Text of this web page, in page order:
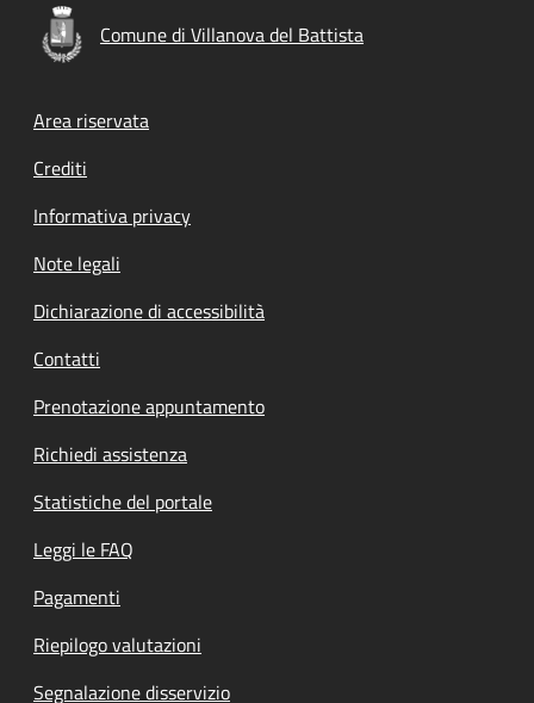
Comune di Villanova del Battista
Footer menu
Area riservata
Crediti
Informativa privacy
Note legali
Dichiarazione di accessibilità
Contatti
Prenotazione appuntamento
Richiedi assistenza
Statistiche del portale
Leggi le FAQ
Pagamenti
Riepilogo valutazioni
Segnalazione disservizio